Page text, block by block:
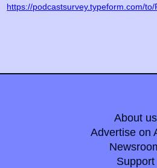
https://podcastsurvey.typeform.com/to/
About us
Advertise on
Support